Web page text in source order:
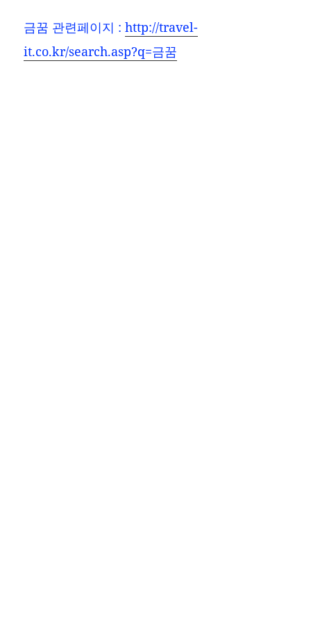
금꿈 관련페이지 :http://travel-
it.co.kr/search.asp?q=금꿈